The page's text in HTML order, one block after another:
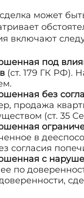
может
включают
под
(ст. 179 ГК РФ).
без
продажа
(ст. 35
в
согласия
с
по